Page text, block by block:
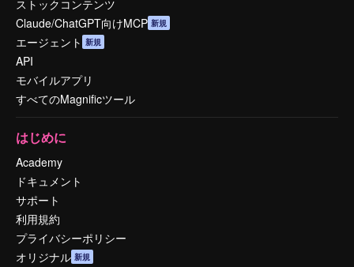
ストックコンテンツ
Claude/ChatGPT向けMCP 新規
エージェント 新規
API
モバイルアプリ
すべてのMagnificツール
はじめに
Academy
ドキュメント
サポート
利用規約
プライバシーポリシー
オリジナル 新規